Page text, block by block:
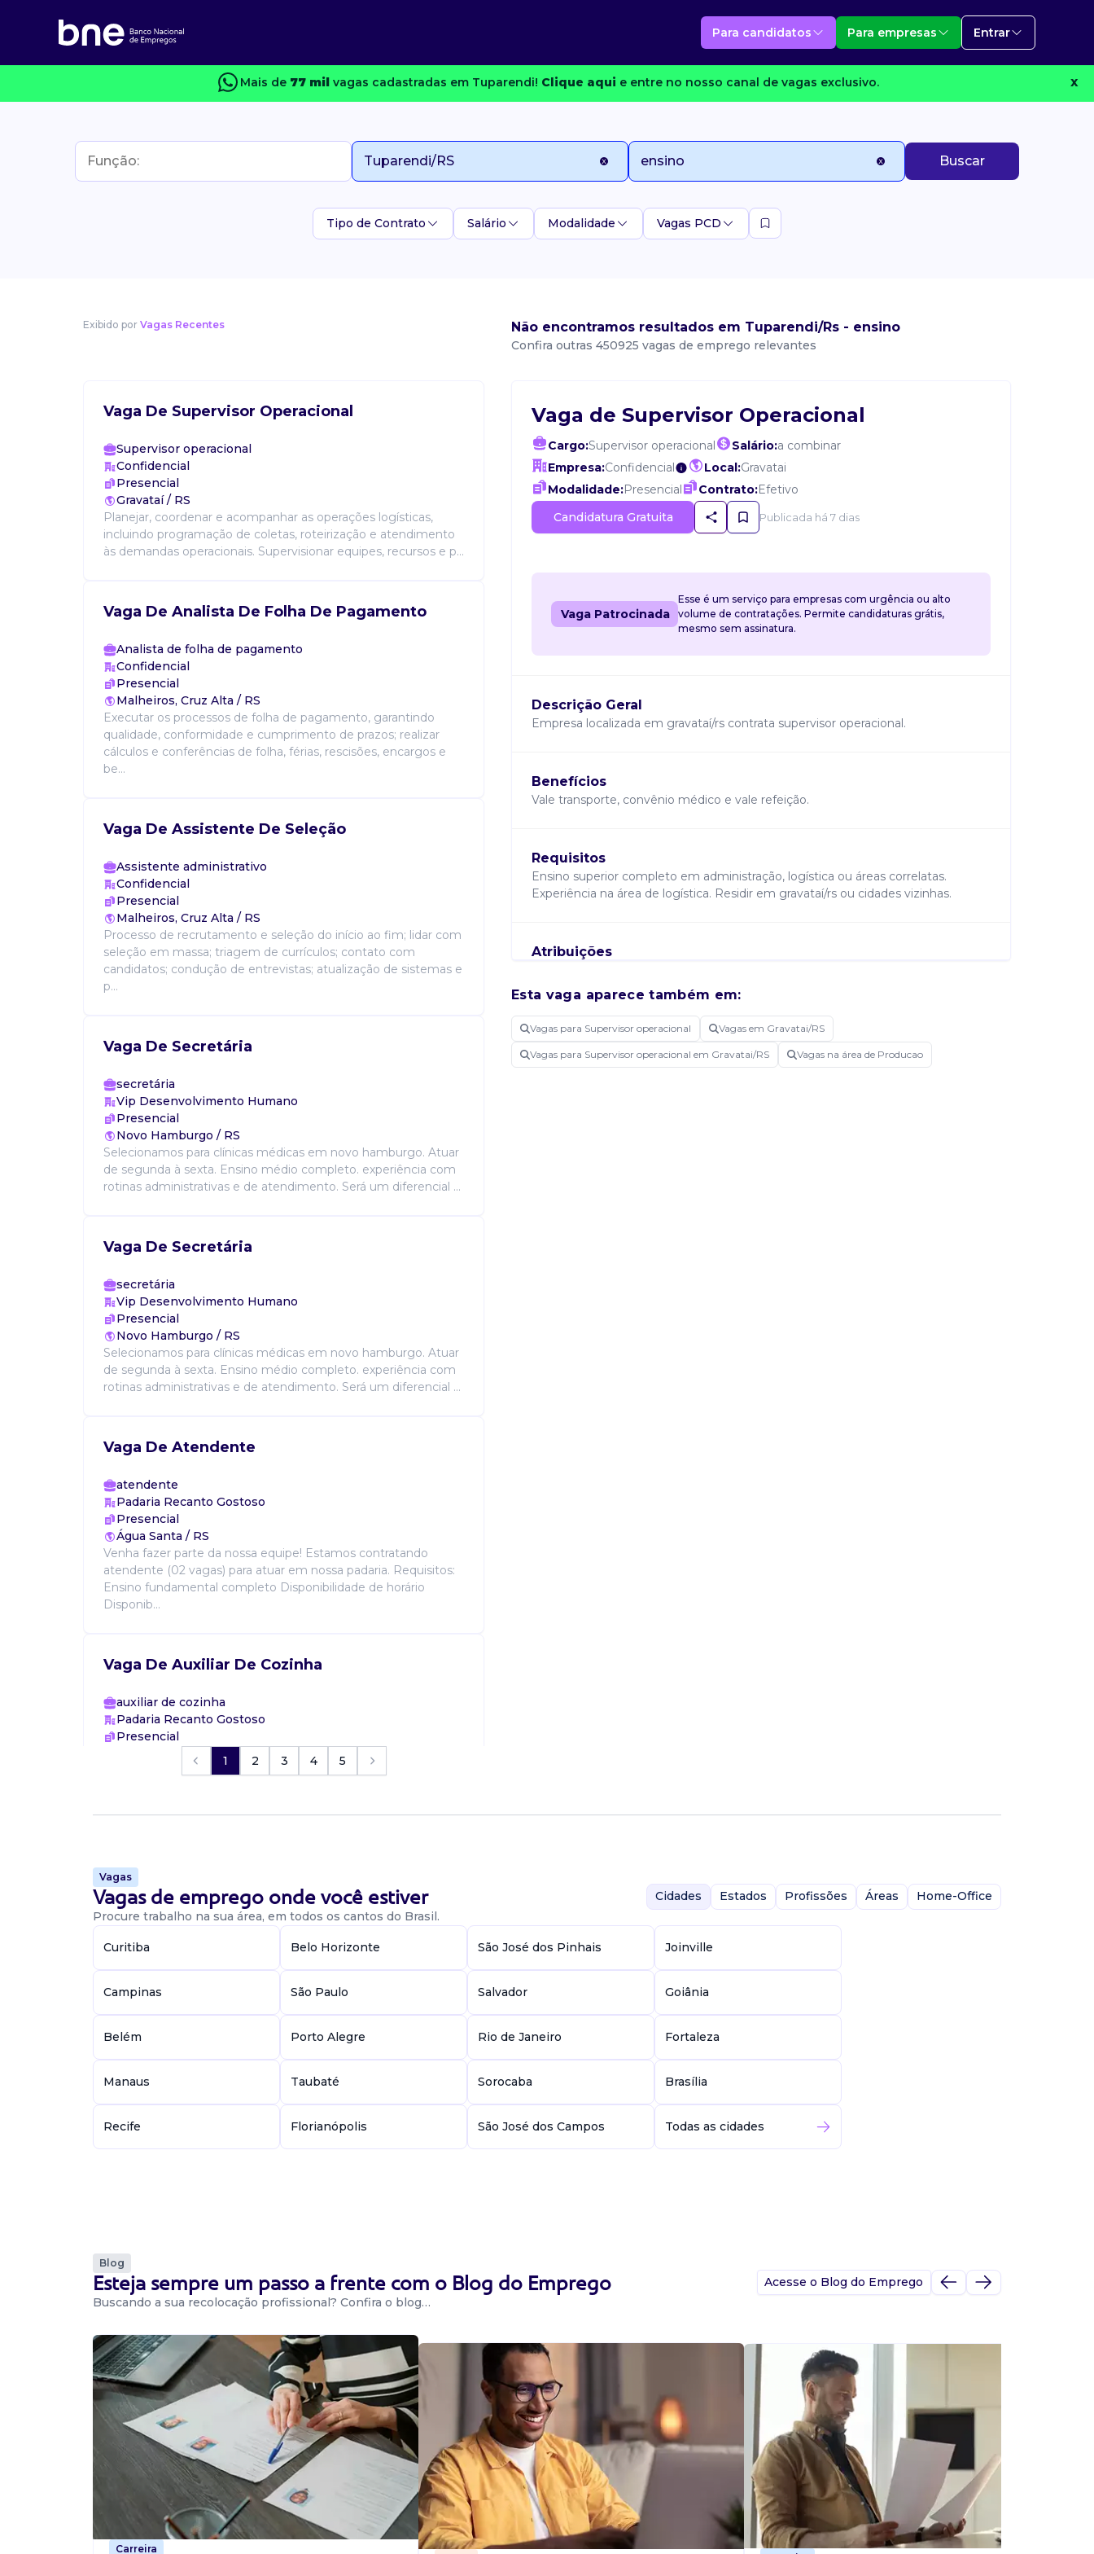
Para candidatos Para empresas Entrar
Mais de 77 milvagas cadastradas em Tuparendi! Clique aqui e entre no nosso canal de vagas exclusivo. X
Buscar
Tipo de Contrato Salário Modalidade Vagas PCD
Exibido por Vagas Recentes Não encontramos resultados em Tuparendi/Rs - ensino
Confira outras 450925 vagas de emprego relevantes
Vaga De Supervisor Operacional
Supervisor operacional
Confidencial
Presencial
Gravataí / RS
Planejar, coordenar e acompanhar as operações logísticas,
incluindo programação de coletas, roteirização e atendimento
às demandas operacionais. Supervisionar equipes, recursos e p...
Vaga De Analista De Folha De Pagamento
Analista de folha de pagamento
Confidencial
Presencial
Malheiros, Cruz Alta / RS
Executar os processos de folha de pagamento, garantindo
qualidade, conformidade e cumprimento de prazos; realizar
cálculos e conferências de folha, férias, rescisões, encargos e
be...
Vaga De Assistente De Seleção
Assistente administrativo
Confidencial
Presencial
Malheiros, Cruz Alta / RS
Processo de recrutamento e seleção do início ao fim; lidar com
seleção em massa; triagem de currículos; contato com
candidatos; condução de entrevistas; atualização de sistemas e
p...
Vaga De Secretária
secretária
Vip Desenvolvimento Humano
Presencial
Novo Hamburgo / RS
Selecionamos para clínicas médicas em novo hamburgo. Atuar
de segunda à sexta. Ensino médio completo. experiência com
rotinas administrativas e de atendimento. Será um diferencial ...
Vaga De Secretária
secretária
Vip Desenvolvimento Humano
Presencial
Novo Hamburgo / RS
Selecionamos para clínicas médicas em novo hamburgo. Atuar
de segunda à sexta. Ensino médio completo. experiência com
rotinas administrativas e de atendimento. Será um diferencial ...
Vaga De Atendente
atendente
Padaria Recanto Gostoso
Presencial
Água Santa / RS
Venha fazer parte da nossa equipe! Estamos contratando
atendente (02 vagas) para atuar em nossa padaria. Requisitos:
Ensino fundamental completo Disponibilidade de horário
Disponib...
Vaga De Auxiliar De Cozinha
auxiliar de cozinha
Padaria Recanto Gostoso
Presencial
Água Santa / RS
Vaga De Analista De Qualidade
analista de qualidade
Presencial
Sananduva / RS
Garanta sua vaga no time da ecofrigo! Estamos com uma nova
em sananduva - Rs. O que esperamos de você: - Ensino
superio...
Vaga De Analista De Qualidade
Ecofrigo
produção, med...
atendente
Padaria Recanto Gostoso
Presencial
Água Santa / RS
Venha fazer parte da nossa equipe! Estamos contratando
atendente (02 vagas) para a padaria recanto gostoso.
Requisitos: Ensino fundamental completo Disponibilidade de
horário Dispo...
Vaga De Auxiliar De Cozinha
1 2 3 4 5
Vaga de Supervisor Operacional
Cargo:Supervisor operacional Salário:a combinar
Empresa:Confidencial Local:Gravatai
Modalidade:Presencial Contrato:Efetivo
Candidatura Gratuita
Publicada há 7 dias
Vaga Patrocinada
Esse é um serviço para empresas com urgência ou alto
volume de contratações. Permite candidaturas grátis,
mesmo sem assinatura.
Descrição Geral
Empresa localizada em gravataí/rs contrata supervisor operacional.
Benefícios
Vale transporte, convênio médico e vale refeição.
Requisitos
Ensino superior completo em administração, logística ou áreas correlatas.
Experiência na área de logística. Residir em gravataí/rs ou cidades vizinhas.
Atribuições
programação de coletas, roteirização e atendimento às demandas operacionais.
Supervisionar equipes, recursos e processos, garantindo eficiência operacional,
cumprimento de prazos e controle de custos. Apoiar atividades administrativas e
documentais relacionadas à operação. Desenvolver e acompanhar o
desempenho da equipe, promovendo a aplicação de procedimentos internos.
Entre outras atividades inerentes à função.
Esta vaga aparece também em:
Vagas para Supervisor operacional Vagas em Gravatai/RS
Vagas para Supervisor operacional em Gravatai/RS Vagas na área de Producao
Vagas
Vagas de emprego onde você estiver
Procure trabalho na sua área, em todos os cantos do Brasil.
Cidades Estados Profissões Áreas Home-Office
Curitiba Belo Horizonte São José dos Pinhais Joinville
Campinas São Paulo Salvador Goiânia
Belém Porto Alegre Rio de Janeiro Fortaleza
Manaus Taubaté Sorocaba Brasília
Recife Florianópolis São José dos Campos Todas as cidades
Blog
Esteja sempre um passo a frente com o Blog do Emprego
Buscando a sua recolocação profissional? Confira o blog…
Acesse o Blog do Emprego
Carreira